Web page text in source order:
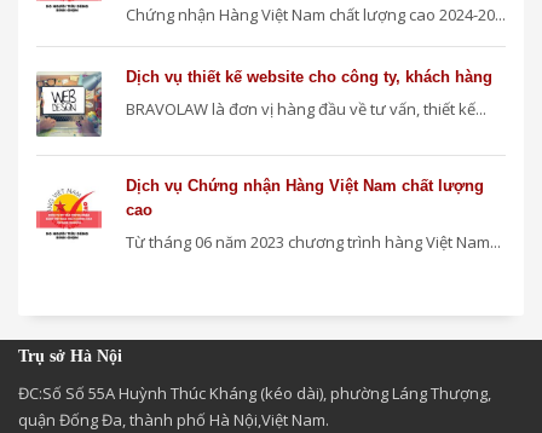
Chứng nhận Hàng Việt Nam chất lượng cao 2024-20...
Dịch vụ thiết kế website cho công ty, khách hàng
BRAVOLAW là đơn vị hàng đầu về tư vấn, thiết kế...
Dịch vụ Chứng nhận Hàng Việt Nam chất lượng
cao
Từ tháng 06 năm 2023 chương trình hàng Việt Nam...
Trụ sở Hà Nội
ĐC:Số Số 55A Huỳnh Thúc Kháng (kéo dài), phường Láng Thượng,
quận Đống Đa, thành phố Hà Nội,Việt Nam.